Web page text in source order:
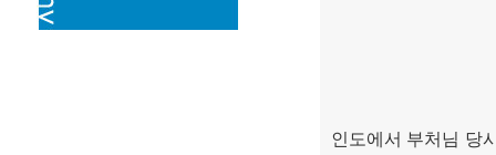
인도에서 부처님 당